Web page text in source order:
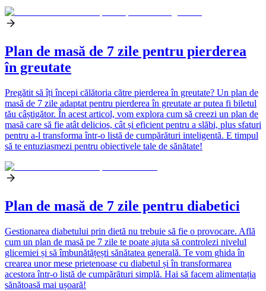
Plan de masă de 7 zile pentru pierderea
în greutate
Pregătit să îți începi călătoria către pierderea în greutate? Un plan de
masă de 7 zile adaptat pentru pierderea în greutate ar putea fi biletul
tău câștigător. În acest articol, vom explora cum să creezi un plan de
masă care să fie atât delicios, cât și eficient pentru a slăbi, plus sfaturi
pentru a-l transforma într-o listă de cumpărături inteligentă. E timpul
să te entuziasmezi pentru obiectivele tale de sănătate!
Plan de masă de 7 zile pentru diabetici
Gestionarea diabetului prin dietă nu trebuie să fie o provocare. Află
cum un plan de masă pe 7 zile te poate ajuta să controlezi nivelul
glicemiei și să îmbunătățești sănătatea generală. Te vom ghida în
crearea unor mese prietenoase cu diabetul și în transformarea
acestora într-o listă de cumpărături simplă. Hai să facem alimentația
sănătoasă mai ușoară!